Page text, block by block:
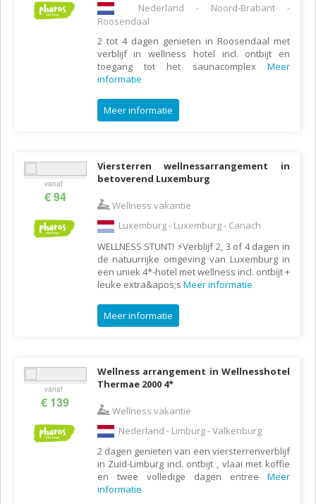
Nederland - Noord-Brabant -
Roosendaal
2 tot 4 dagen genieten in Roosendaal met
verblijf in wellness hotel incl. ontbijt en
toegang tot het saunacomplex Meer
informatie
Meer informatie
vanaf
€ 94
Viersterren wellnessarrangement in
betoverend Luxemburg
Wellness vakantie
Luxemburg - Luxemburg - Canach
WELLNESS STUNT! ⚡️Verblijf 2, 3 of 4 dagen in
de natuurrijke omgeving van Luxemburg in
een uniek 4*-hotel met wellness incl. ontbijt +
leuke extra&apos;s Meer informatie
Meer informatie
vanaf
€ 139
Wellness arrangement in Wellnesshotel
Thermae 2000 4*
Wellness vakantie
Nederland - Limburg - Valkenburg
2 dagen genieten van een viersterrenverblijf
in Zuid-Limburg incl. ontbijt , vlaai met koffie
en twee volledige dagen entree Meer
informatie